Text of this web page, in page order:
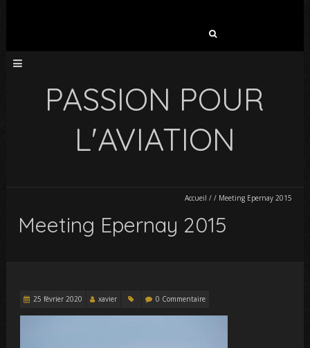
PASSION POUR
L'AVIATION
Accueil / / Meeting Epernay 2015
Meeting Epernay 2015
25 février 2020 xavier 0 Commentaire